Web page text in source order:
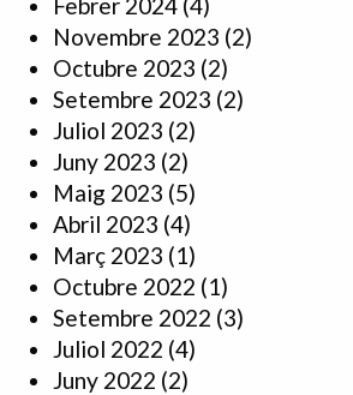
Novembre 2023 (2)
Octubre 2023 (2)
Setembre 2023 (2)
Juliol 2023 (2)
Juny 2023 (2)
Maig 2023 (5)
Abril 2023 (4)
Març 2023 (1)
Octubre 2022 (1)
Setembre 2022 (3)
Juliol 2022 (4)
Juny 2022 (2)